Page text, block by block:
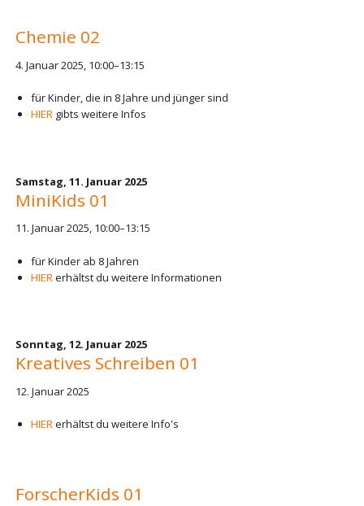
Chemie 02
4. Januar 2025, 10:00–13:15
für Kinder, die in 8 Jahre und jünger sind
HIERgibts weitere Infos
Samstag, 11. Januar 2025
MiniKids 01
11. Januar 2025, 10:00–13:15
für Kinder ab 8 Jahren
HIERerhältst du weitere Informationen
Sonntag, 12. Januar 2025
Kreatives Schreiben 01
12. Januar 2025
HIERerhältst du weitere Info's
ForscherKids 01